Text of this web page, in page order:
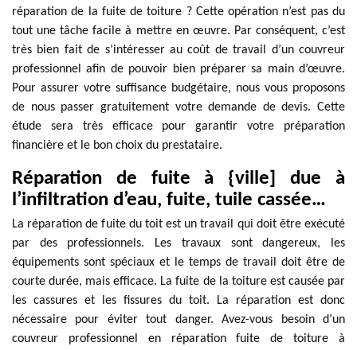
réparation de la fuite de toiture ? Cette opération n’est pas du
tout une tâche facile à mettre en œuvre. Par conséquent, c’est
très bien fait de s’intéresser au coût de travail d’un couvreur
professionnel afin de pouvoir bien préparer sa main d’œuvre.
Pour assurer votre suffisance budgétaire, nous vous proposons
de nous passer gratuitement votre demande de devis. Cette
étude sera très efficace pour garantir votre préparation
financière et le bon choix du prestataire.
Réparation de fuite à {ville] due à
l’infiltration d’eau, fuite, tuile cassée…
La réparation de fuite du toit est un travail qui doit être exécuté
par des professionnels. Les travaux sont dangereux, les
équipements sont spéciaux et le temps de travail doit être de
courte durée, mais efficace. La fuite de la toiture est causée par
les cassures et les fissures du toit. La réparation est donc
nécessaire pour éviter tout danger. Avez-vous besoin d’un
couvreur professionnel en réparation fuite de toiture à